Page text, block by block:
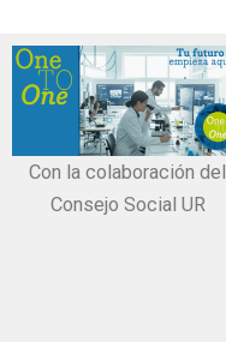
Con la colaboración del
Consejo Social UR